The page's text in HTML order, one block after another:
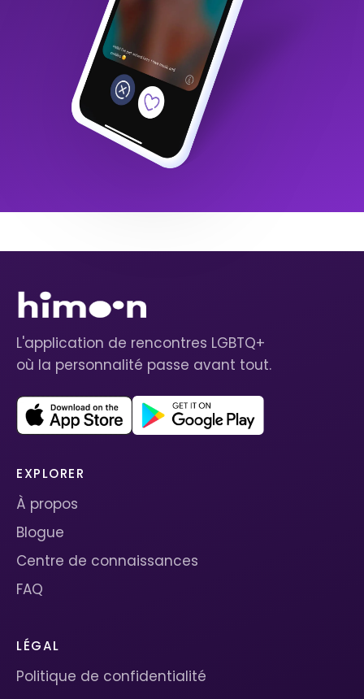
L'application de rencontres LGBTQ+
où la personnalité passe avant tout.
EXPLORER
À propos
Blogue
Centre de connaissances
FAQ
LÉGAL
Politique de confidentialité